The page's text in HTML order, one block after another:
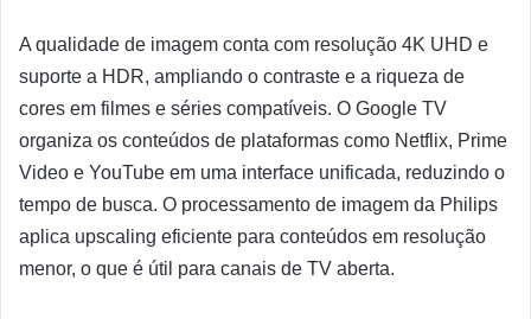
A qualidade de imagem conta com resolução 4K UHD e
suporte a HDR, ampliando o contraste e a riqueza de
cores em filmes e séries compatíveis. O Google TV
organiza os conteúdos de plataformas como Netflix, Prime
Video e YouTube em uma interface unificada, reduzindo o
tempo de busca. O processamento de imagem da Philips
aplica upscaling eficiente para conteúdos em resolução
menor, o que é útil para canais de TV aberta.